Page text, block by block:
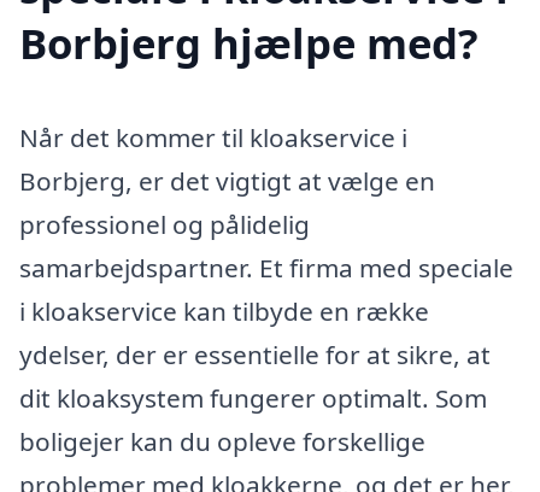
Borbjerg hjælpe med?
Når det kommer til kloakservice i
Borbjerg, er det vigtigt at vælge en
professionel og pålidelig
samarbejdspartner. Et firma med speciale
i kloakservice kan tilbyde en række
ydelser, der er essentielle for at sikre, at
dit kloaksystem fungerer optimalt. Som
boligejer kan du opleve forskellige
problemer med kloakkerne, og det er her,